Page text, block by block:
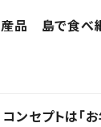
品 島で食べ継
セプトは「お